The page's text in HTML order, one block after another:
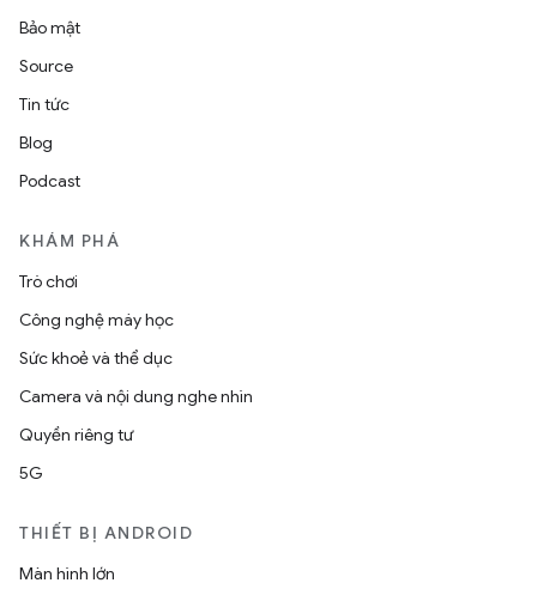
Bảo mật
Source
Tin tức
Blog
Podcast
KHÁM PHÁ
Trò chơi
Công nghệ máy học
Sức khoẻ và thể dục
Camera và nội dung nghe nhìn
Quyền riêng tư
5G
THIẾT BỊ ANDROID
Màn hình lớn